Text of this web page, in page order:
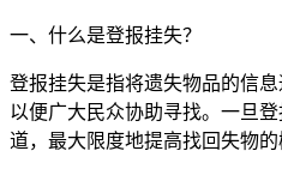
一、什么是登报挂失？
登报挂失是指将遗失物品的信
以便广大民众协助寻找。一旦
道，最大限度地提高找回失物的